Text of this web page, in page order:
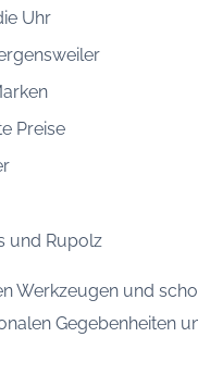
Uhr
Preise
und Rupolz
Werkzeugen und
Gegebenheiten